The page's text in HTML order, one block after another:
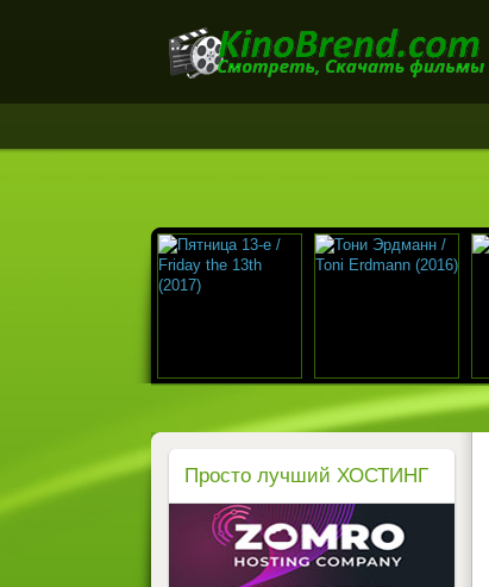
бесплатный просмотр
Просто лучший ХОСТИНГ